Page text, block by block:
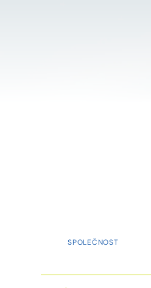
SPOLEČNOST